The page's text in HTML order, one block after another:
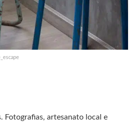
Fotografias, artesanato local e